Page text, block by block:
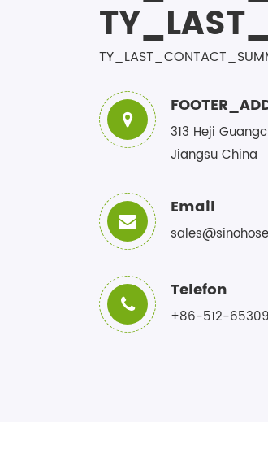
313 Heji
Jiangsu China
Email
Telefon
+86-512-